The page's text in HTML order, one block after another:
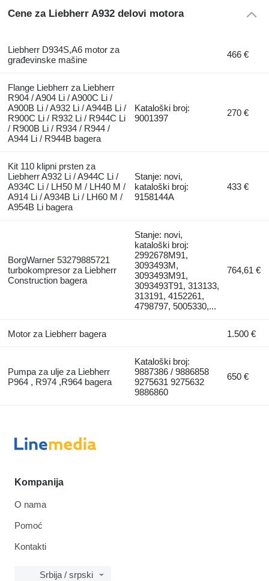
Cene za Liebherr A932 delovi motora
Liebherr D934S,A6 motor za
građevinske mašine
466 €
Flange Liebherr za Liebherr
R904 / A904 Li / A900C Li /
A900B Li / A932 Li / A944B Li /
R900C Li / R932 Li / R944C Li
/ R900B Li / R934 / R944 /
A944 Li / R944B bagera
Kataloški broj:
9001397
270 €
Kit 110 klipni prsten za
Liebherr A932 Li / A944C Li /
A934C Li / LH50 M / LH40 M /
A914 Li / A934B Li / LH60 M /
A954B Li bagera
Stanje: novi,
kataloški broj:
9158144A
433 €
BorgWarner 53279885721
turbokompresor za Liebherr
Construction bagera
Stanje: novi,
kataloški broj:
2992678M91,
3093493M,
3093493M91,
3093493T91, 313133,
313191, 4152261,
4798797, 5005330,...
764,61 €
Motor za Liebherr bagera 1.500 €
Pumpa za ulje za Liebherr
P964 , R974 ,R964 bagera
Kataloški broj:
9887386 / 9886858
9275631 9275632
9886860
650 €
Kompanija
O nama
Pomoć
Kontakti
Srbija / srpski